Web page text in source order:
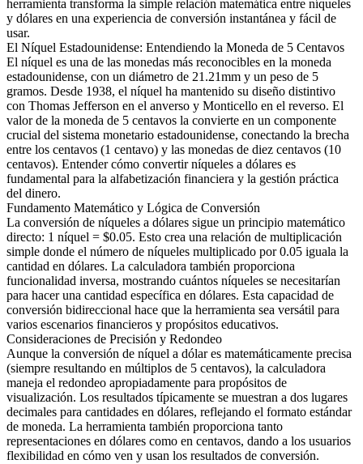
herramienta transforma la simple relación matemática entre níqueles
y dólares en una experiencia de conversión instantánea y fácil de
usar.
El Níquel Estadounidense: Entendiendo la Moneda de 5 Centavos
El níquel es una de las monedas más reconocibles en la moneda
estadounidense, con un diámetro de 21.21mm y un peso de 5
gramos. Desde 1938, el níquel ha mantenido su diseño distintivo
con Thomas Jefferson en el anverso y Monticello en el reverso. El
valor de la moneda de 5 centavos la convierte en un componente
crucial del sistema monetario estadounidense, conectando la brecha
entre los centavos (1 centavo) y las monedas de diez centavos (10
centavos). Entender cómo convertir níqueles a dólares es
fundamental para la alfabetización financiera y la gestión práctica
del dinero.
Fundamento Matemático y Lógica de Conversión
La conversión de níqueles a dólares sigue un principio matemático
directo: 1 níquel = $0.05. Esto crea una relación de multiplicación
simple donde el número de níqueles multiplicado por 0.05 iguala la
cantidad en dólares. La calculadora también proporciona
funcionalidad inversa, mostrando cuántos níqueles se necesitarían
para hacer una cantidad específica en dólares. Esta capacidad de
conversión bidireccional hace que la herramienta sea versátil para
varios escenarios financieros y propósitos educativos.
Consideraciones de Precisión y Redondeo
Aunque la conversión de níquel a dólar es matemáticamente precisa
(siempre resultando en múltiplos de 5 centavos), la calculadora
maneja el redondeo apropiadamente para propósitos de
visualización. Los resultados típicamente se muestran a dos lugares
decimales para cantidades en dólares, reflejando el formato estándar
de moneda. La herramienta también proporciona tanto
representaciones en dólares como en centavos, dando a los usuarios
flexibilidad en cómo ven y usan los resultados de conversión.